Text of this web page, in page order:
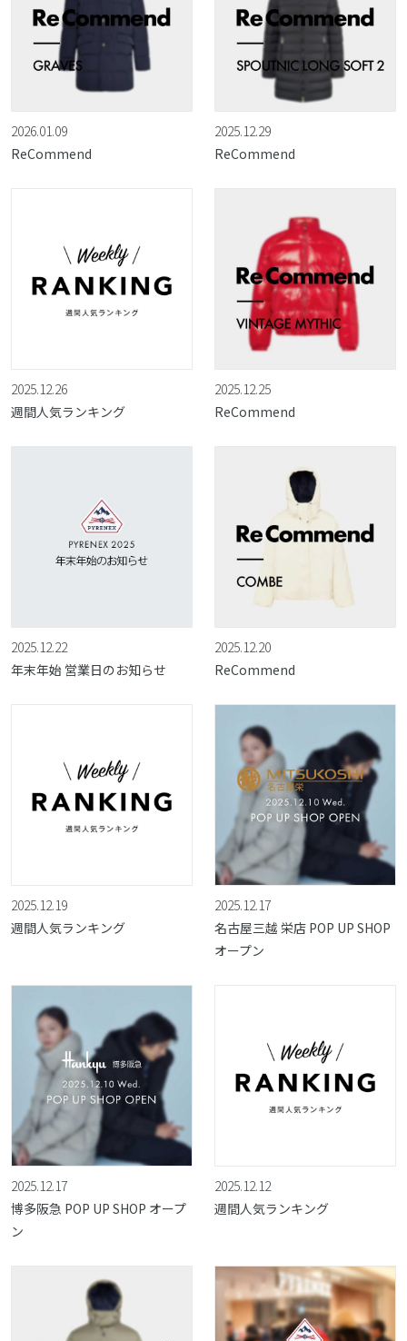
2026.01.09
ReCommend
2025.12.29
ReCommend
2025.12.26
週間人気ランキング
2025.12.25
ReCommend
2025.12.22
年末年始 営業日のお知らせ
2025.12.20
ReCommend
2025.12.19
週間人気ランキング
2025.12.17
名古屋三越 栄店 POP UP SHOP
オープン
2025.12.17
博多阪急 POP UP SHOP オープ
ン
2025.12.12
週間人気ランキング